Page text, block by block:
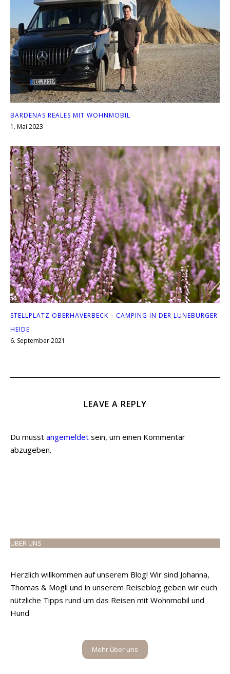
BARDENAS REALES MIT WOHNMOBIL
1. Mai 2023
STELLPLATZ OBERHAVERBECK – CAMPING IN DER LÜNEBURGER
HEIDE
6. September 2021
LEAVE A REPLY
Du musst angemeldet sein, um einen Kommentar
abzugeben.
ÜBER UNS
Herzlich willkommen auf unserem Blog! Wir sind Johanna,
Thomas & Mogli und in unserem Reiseblog geben wir euch
nützliche Tipps rund um das Reisen mit Wohnmobil und
Hund
Mehr über uns